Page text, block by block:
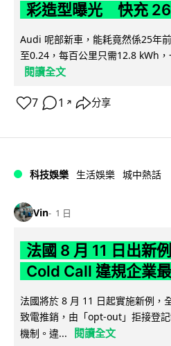
彩造型曝光 快充 26
Audi 呢部新車，能耗竟然係25年
至0.24，每百公里只需12.8 kWh
閱讀全文
7 1 ↗ 分享
科技娛樂 生活娛樂 城中熱話
Vin 1 日
法國 8 月 11 日出新
Cold Call 違規企業
法國將於 8 月 11 日起實施新例，
致電推銷，由「opt-out」拒接登
機制。違...
閱讀全文